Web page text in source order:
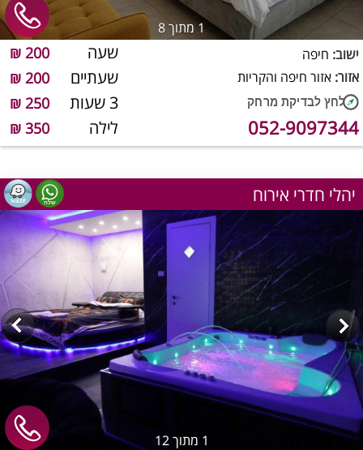
1מתוך 8
שעה 200 ₪
שעתיים 200 ₪
3 שעות 250 ₪
לילה 350 ₪
ישוב: חיפה
אזור: אזור חיפה והקריות
052-9097344
יהלי חדרי אירוח
1 מתוך 12